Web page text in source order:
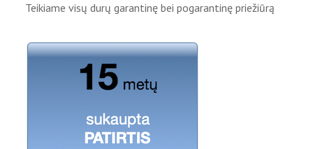
Teikiame visų durų garantinę bei pogarantinę priežiūrą